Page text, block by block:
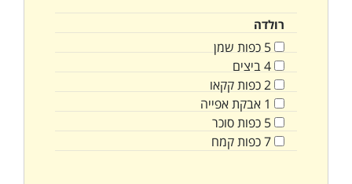
רולדה
5 כפות שמן
4ביצים
2כפותקקאו
1 אבקת אפייה
5 כפותסוכר
7כפותקמח